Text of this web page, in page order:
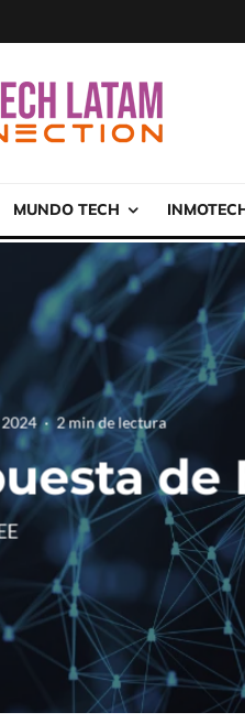
MUNDO TECH
· 2 min de lectura
de